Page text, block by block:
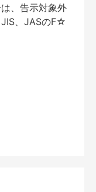
、告示対象外
JIS、JASのF☆